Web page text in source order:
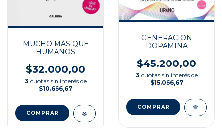
MUCHO MÁS QUE
HUMANOS
$32.000,00
3 cuotas sin interés de
$10.666,67
GENERACION
DOPAMINA
$45.200,00
3 cuotas sin interés de
$15.066,67